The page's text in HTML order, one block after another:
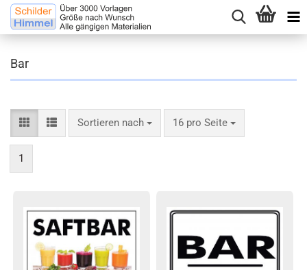
Bar
Sortieren nach 16 pro Seite
1